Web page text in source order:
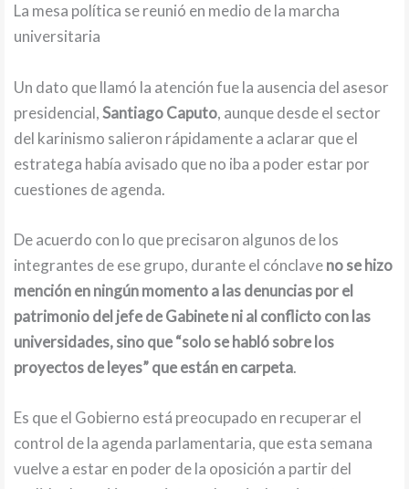
La mesa política se reunió en medio de la marcha
universitaria
Un dato que llamó la atención fue la ausencia del asesor
presidencial,Santiago Caputo, aunque desde el sector
del karinismo salieron rápidamente a aclarar que el
estratega había avisado que no iba a poder estar por
cuestiones de agenda.
De acuerdo con lo que precisaron algunos de los
integrantes de ese grupo, durante el cónclaveno se hizo
mención en ningún momento a las denuncias por el
patrimonio del jefe de Gabinete ni al conflicto con las
universidades, sino que “solo se habló sobre los
proyectos de leyes” que están en carpeta.
Es que el Gobierno está preocupado en recuperar el
control de la agenda parlamentaria, que esta semana
vuelve a estar en poder de la oposición a partir del